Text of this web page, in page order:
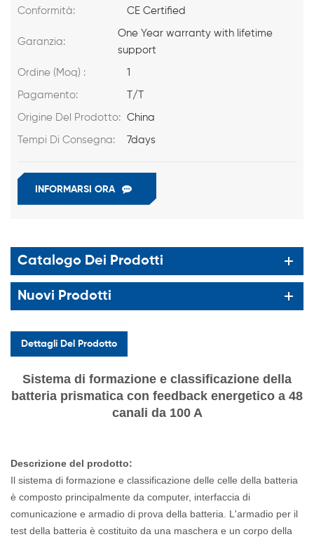
Conformità: CE Certified
Garanzia:
One Year warranty with lifetime
support
Ordine (Moq) : 1
Pagamento: T/T
Origine Del Prodotto: China
Tempi Di Consegna: 7days
INFORMARSI ORA
Catalogo Dei Prodotti
Nuovi Prodotti
Dettagli Del Prodotto
Sistema di formazione e classificazione della
batteria prismatica con feedback energetico a 48
canali da 100 A
Descrizione del prodotto:
Il sistema di formazione e classificazione delle celle della batteria
è composto principalmente da computer, interfaccia di
comunicazione e armadio di prova della batteria. L'armadio per il
test della batteria è costituito da una maschera e un corpo della